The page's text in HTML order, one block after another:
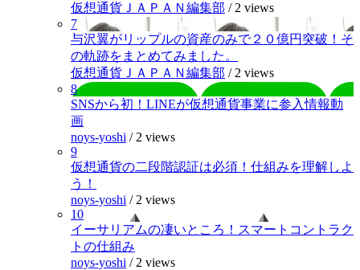
仮想通貨ＪＡＰＡＮ編集部 / 2 views
7
与沢翼がリップルの資産のみで２０億円突破！そ
の軌跡をまとめてみました。
仮想通貨ＪＡＰＡＮ編集部 / 2 views
8
SNSから初！LINEが仮想通貨事業に参入情報動
画
noys-yoshi / 2 views
9
仮想通貨の二段階認証は必須！仕組みを理解しよ
う！
noys-yoshi / 2 views
10
イーサリアムの凄いところ！スマートコントラク
トの仕組み
noys-yoshi / 2 views